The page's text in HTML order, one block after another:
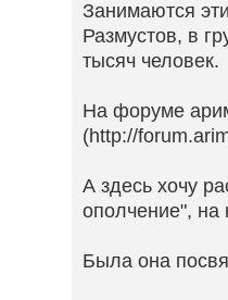
Занимаются
Размустов, в
тысяч человек.
На форуме
(http://
А здесь хочу
ополчение", на
Была она